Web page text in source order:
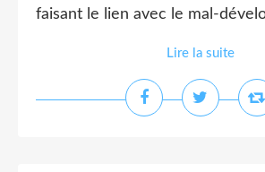
faisant le lien avec le mal-
Lire la suite